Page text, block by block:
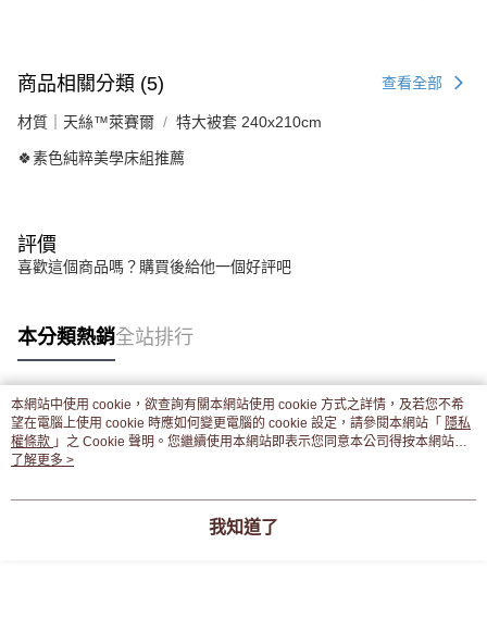
商品相關分類 (5) 查看全部
材質｜天絲™萊賽爾 特大被套 240x210cm
🍀素色純粹美學床組推薦
評價
喜歡這個商品嗎？購買後給他一個好評吧
本分類熱銷全站排行
熱門標籤
本網站中使用 cookie，欲查詢有關本網站使用 cookie 方式之詳情，及若您不希
望在電腦上使用 cookie 時應如何變更電腦的 cookie 設定，請參閱本網站「 隱私
權條款 」之 Cookie 聲明。您繼續使用本網站即表示您同意本公司得按本網站使
用條款之 Cookie 聲明使用 cookie。
了解更多 >
我知道了